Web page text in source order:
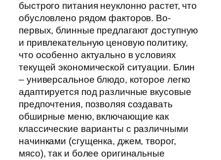
быстрого питания неуклонно растет, что
обусловлено рядом факторов. Во-
первых, блинные предлагают доступную
и привлекательную ценовую политику,
что особенно актуально в условиях
текущей экономической ситуации. Блин
– универсальное блюдо, которое легко
адаптируется под различные вкусовые
предпочтения, позволяя создавать
обширные меню, включающие как
классические варианты с различными
начинками (сгущенка, джем, творог,
мясо), так и более оригинальные